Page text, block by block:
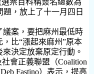
題，放上了十一月四日
案，要把麻州最低時
比“漲起來麻州”原本
決定放棄原定行動。
會正義聯盟（Coalition
Fastino）表示，提高